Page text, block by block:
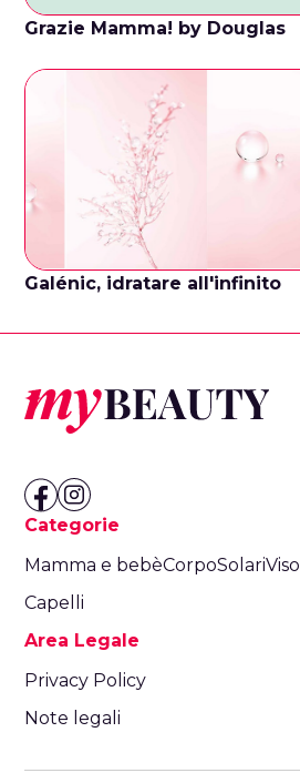
Grazie Mamma! by Douglas
Galénic, idratare all'infinito
Categorie
Mamma e bebèCorpoSolariViso
Capelli
Area Legale
Privacy Policy
Note legali